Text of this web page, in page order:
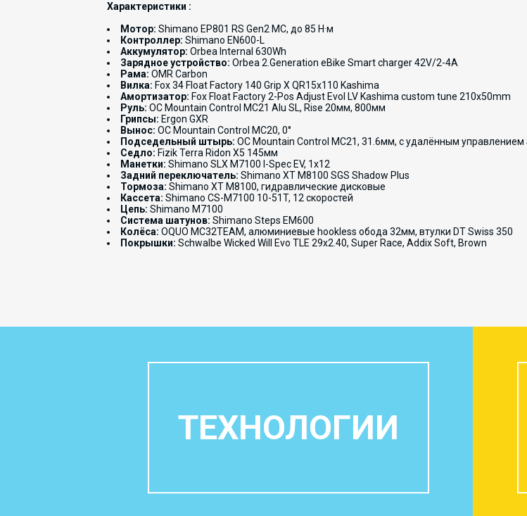
Характеристики :
Мотор: Shimano EP801 RS Gen2 MC, до 85 Н·м
Контроллер: Shimano EN600-L
Аккумулятор: Orbea Internal 630Wh
Зарядное устройство: Orbea 2.Generation eBike Smart charger 42V/2-4A
Рама: OMR Carbon
Вилка: Fox 34 Float Factory 140 Grip X QR15x110 Kashima
Амортизатор: Fox Float Factory 2-Pos Adjust Evol LV Kashima custom tune 210x50mm
Руль: OC Mountain Control MC21 Alu SL, Rise 20мм, 800мм
Грипсы: Ergon GXR
Вынос: OC Mountain Control MC20, 0°
Подседельный штырь: OC Mountain Control MC21, 31.6мм, с удалённым управлением
Седло: Fizik Terra Ridon X5 145мм
Манетки: Shimano SLX M7100 I-Spec EV, 1x12
Задний переключатель: Shimano XT M8100 SGS Shadow Plus
Тормоза: Shimano XT M8100, гидравлические дисковые
Кассета: Shimano CS-M7100 10-51T, 12 скоростей
Цепь: Shimano M7100
Система шатунов: Shimano Steps EM600
Колёса: OQUO MC32TEAM, алюминиевые hookless обода 32мм, втулки DT Swiss 350
Покрышки: Schwalbe Wicked Will Evo TLE 29x2.40, Super Race, Addix Soft, Brown
ТЕХНОЛОГИИ